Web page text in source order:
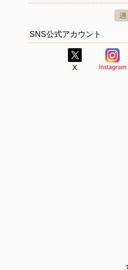
SNS公式アカウント